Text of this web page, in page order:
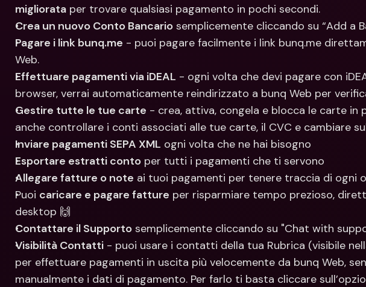
migliorata per trovare qualsiasi pagamento in pochi secondi.
Crea un nuovo Conto Bancario semplicemente cliccando su “Add a
Pagare i link bunq.me - puoi pagare facilmente i link bunq.me
Web.
Effettuare pagamenti via iDEAL - ogni volta che devi pagare con
browser, verrai automaticamente reindirizzato a bunq Web per
Gestire tutte le tue carte - crea, attiva, congela e blocca le carte in
anche controllare i conti associati alle tue carte, il CVC e cambiare
Inviare pagamenti SEPA XML ogni volta che ne hai bisogno
Esportare estratti conto per tutti i pagamenti che ti servono
Allegare fatture o note ai tuoi pagamenti per tenere traccia di ogni
Puoi caricare e pagare fatture per risparmiare tempo prezioso,
desktop 🙌
Contattare il Supporto semplicemente cliccando su "Chat with
Visibilità Contatti - puoi usare i contatti della tua Rubrica (visibile
per effettuare pagamenti in uscita più velocemente da bunq Web,
manualmente i dati di pagamento. Per farlo ti basta cliccare